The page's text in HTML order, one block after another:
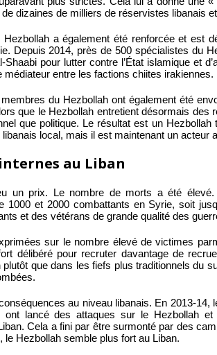
dizaines de milliers de réservistes libanais
Hezbollah a également été renforcée et est
Depuis 2014, près de 500 spécialistes du
pour lutter contre l’État islamique et
médiateur entre les factions chiites irakiennes.
du Hezbollah ont également été
que le Hezbollah entretient désormais des
que politique. Le résultat est un
local, mais il est maintenant un acteur
au Liban
un prix. Le nombre de morts a été
1000 et 2000 combattants en Syrie, soit
et des vétérans de grande qualité des
sur le nombre élevé de victimes
délibéré pour recruter davantage de
que dans les fiefs plus traditionnels du
au niveau libanais. En 2013-
ont lancé des attaques sur le Hezbollah
Cela a fini par être surmonté par des
le Hezbollah semble plus fort au Liban.